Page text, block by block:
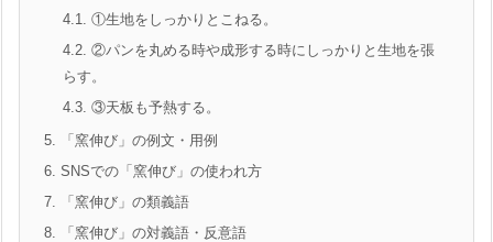
4.1. ①生地をしっかりとこねる。
4.2. ②パンを丸める時や成形する時にしっかりと生地を張
らす。
4.3. ③天板も予熱する。
5. 「窯伸び」の例文・用例
6. SNSでの「窯伸び」の使われ方
7. 「窯伸び」の類義語
8. 「窯伸び」の対義語・反意語